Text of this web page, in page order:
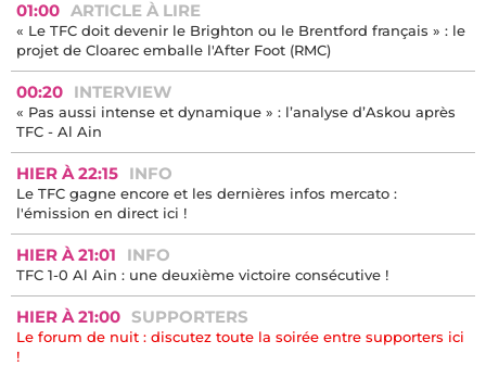
01:00 ARTICLE À LIRE
« Le TFC doit devenir le Brighton ou le Brentford français » : le
projet de Cloarec emballe l'After Foot (RMC)
00:20 INTERVIEW
« Pas aussi intense et dynamique » : l’analyse d’Askou après
TFC - Al Ain
HIER À 22:15 INFO
Le TFC gagne encore et les dernières infos mercato :
l'émission en direct ici !
HIER À 21:01 INFO
TFC 1-0 Al Ain : une deuxième victoire consécutive !
HIER À 21:00 SUPPORTERS
Le forum de nuit : discutez toute la soirée entre supporters ici
!